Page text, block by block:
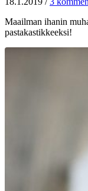
Maailman ihanin
pastakastikkeeksi!